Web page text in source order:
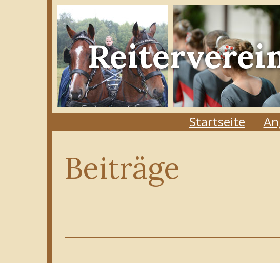
Startseite
Beiträge